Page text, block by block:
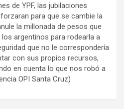
de YPF, las jubilaciones
para que se cambie la
la millonada de pesos que
argentinos para rodearla a
que no le correspondería
con sus propios recursos,
en cuenta lo que nos robó a
OPI Santa Cruz)